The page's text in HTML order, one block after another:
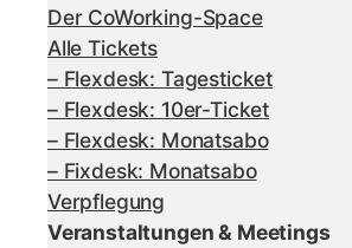
Der CoWorking-Space
Alle Tickets
– Flexdesk: Tagesticket
– Flexdesk: 10er-Ticket
– Flexdesk: Monatsabo
– Fixdesk: Monatsabo
Verpflegung
Veranstaltungen & Meetings